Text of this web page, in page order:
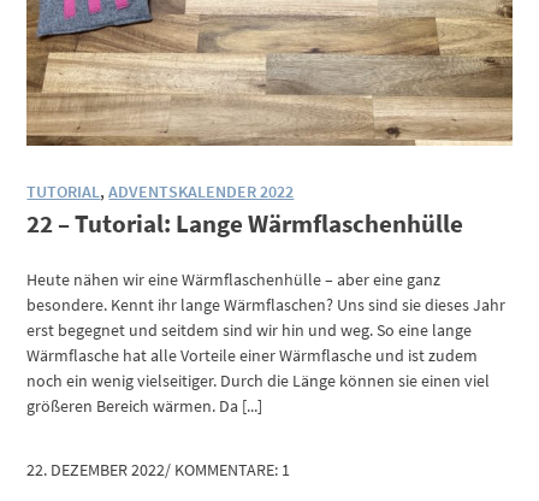
TUTORIAL,ADVENTSKALENDER 2022
22 – Tutorial: Lange Wärmflaschenhülle
Heute nähen wir eine Wärmflaschenhülle – aber eine ganz
besondere. Kennt ihr lange Wärmflaschen? Uns sind sie dieses Jahr
erst begegnet und seitdem sind wir hin und weg. So eine lange
Wärmflasche hat alle Vorteile einer Wärmflasche und ist zudem
noch ein wenig vielseitiger. Durch die Länge können sie einen viel
größeren Bereich wärmen. Da [...]
22. DEZEMBER 2022/ KOMMENTARE: 1